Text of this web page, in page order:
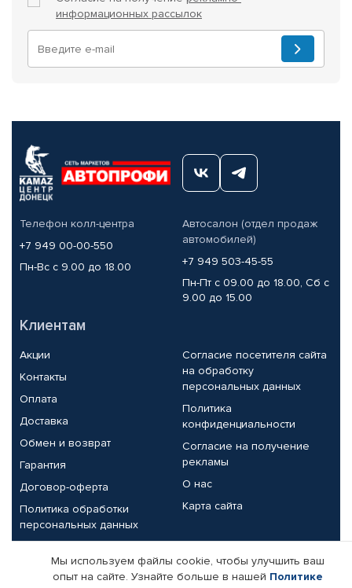
информационных рассылок
Телефон колл-центра
+7 949 00-00-550
Пн-Вс с 9.00 до 18.00
Автосалон (отдел продаж
автомобилей)
+7 949 503-45-55
Пн-Пт с 09.00 до 18.00, Сб с
9.00 до 15.00
Клиентам
Акции
Контакты
Оплата
Доставка
Обмен и возврат
Гарантия
Договор-оферта
Политика обработки
персональных данных
Согласие посетителя сайта
на обработку
персональных данных
Политика
конфиденциальности
Согласие на получение
рекламы
О нас
Карта сайта
Партнерам
Мы используем файлы cookie, чтобы улучшить ваш
опыт на сайте. Узнайте больше в нашей Политике